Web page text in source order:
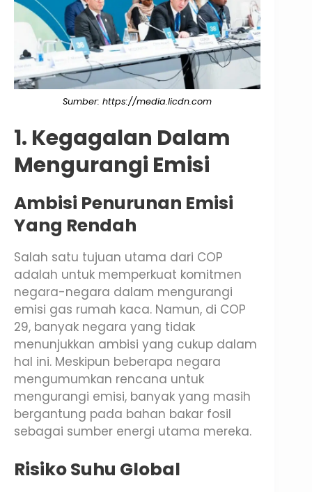
Sumber: https://media.licdn.com
1. Kegagalan Dalam
Mengurangi Emisi
Ambisi Penurunan Emisi
Yang Rendah
Salah satu tujuan utama dari COP
adalah untuk memperkuat komitmen
negara-negara dalam mengurangi
emisi gas rumah kaca. Namun, di COP
29, banyak negara yang tidak
menunjukkan ambisi yang cukup dalam
hal ini. Meskipun beberapa negara
mengumumkan rencana untuk
mengurangi emisi, banyak yang masih
bergantung pada bahan bakar fosil
sebagai sumber energi utama mereka.
Risiko Suhu Global